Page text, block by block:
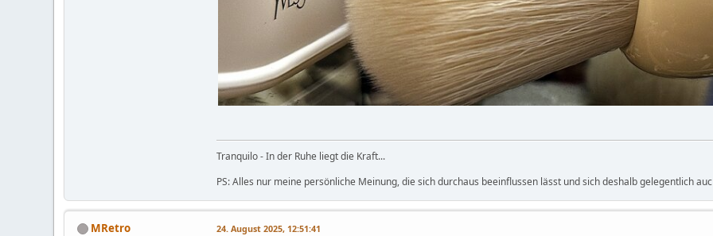
Tranquilo - In der Ruhe liegt die Kraft...
PS: Alles nur meine persönliche Meinung, die sich durchaus beeinflussen lässt und sich deshalb gelegentlich
MRetro 24. August 2025, 12:51:41